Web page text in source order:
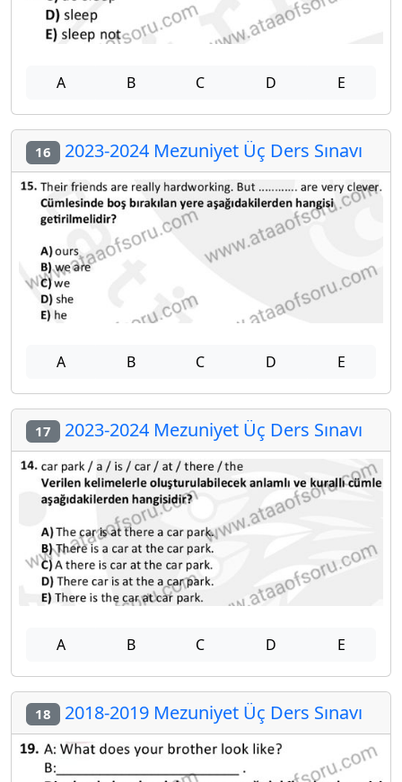
A B C D E
16 2023-2024 Mezuniyet Üç Ders Sınavı
A B C D E
17 2023-2024 Mezuniyet Üç Ders Sınavı
A B C D E
18 2018-2019 Mezuniyet Üç Ders Sınavı